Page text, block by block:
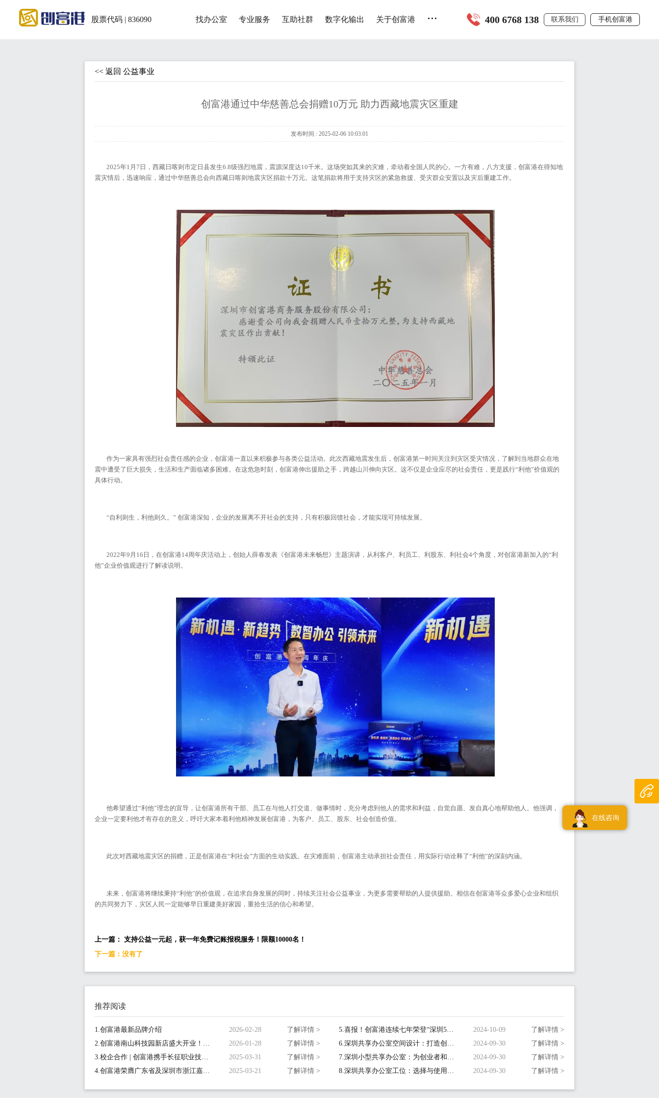
股票代码 | 836090 找办公室 专业服务 互助社群 数字化输出 关于创富港 ... 400 6768 138 联系我们 手机创富港
<< 返回 公益事业
创富港通过中华慈善总会捐赠10万元 助力西藏地震灾区重建
发布时间 : 2025-02-06 10:03:01
2025年1月7日，西藏日喀则市定日县发生6.8级强烈地震，震源深度达10千米。这场突如其来的灾难，牵动着全国人民的心。一方有难，八方支援，创富港在得知地
震灾情后，迅速响应，通过中华慈善总会向西藏日喀则地震灾区捐款十万元。这笔捐款将用于支持灾区的紧急救援、受灾群众安置以及灾后重建工作。
作为一家具有强烈社会责任感的企业，创富港一直以来积极参与各类公益活动。此次西藏地震发生后，创富港第一时间关注到灾区受灾情况，了解到当地群众在地
震中遭受了巨大损失，生活和生产面临诸多困难。在这危急时刻，创富港伸出援助之手，跨越山川伸向灾区。这不仅是企业应尽的社会责任，更是践行“利他”价值观的
具体行动。
“自利则生，利他则久。” 创富港深知，企业的发展离不开社会的支持，只有积极回馈社会，才能实现可持续发展。
2022年9月16日，在创富港14周年庆活动上，创始人薛春发表《创富港未来畅想》主题演讲，从利客户、利员工、利股东、利社会4个角度，对创富港新加入的“利
他”企业价值观进行了解读说明。
他希望通过“利他”理念的宣导，让创富港所有干部、员工在与他人打交道、做事情时，充分考虑到他人的需求和利益，自觉自愿、发自真心地帮助他人。他强调，
企业一定要利他才有存在的意义，呼吁大家本着利他精神发展创富港，为客户、员工、股东、社会创造价值。
此次对西藏地震灾区的捐赠，正是创富港在“利社会”方面的生动实践。在灾难面前，创富港主动承担社会责任，用实际行动诠释了“利他”的深刻内涵。
未来，创富港将继续秉持“利他”的价值观，在追求自身发展的同时，持续关注社会公益事业，为更多需要帮助的人提供援助。相信在创富港等众多爱心企业和组织
的共同努力下，灾区人民一定能够早日重建美好家园，重拾生活的信心和希望。
上一篇： 支持公益一元起，获一年免费记账报税服务！限额10000名！
下一篇：没有了
推荐阅读
1.创富港最新品牌介绍 2026-02-28
了解详情 >
2.创富港南山科技园新店盛大开业！坐拥金融科技核心区，1-15人间1180元/月起
2026-01-28
了解详情 >
3.校企合作 | 创富港携手长征职业技术学院正式启动《新媒体营销实战营》项目
2025-03-31
了解详情 >
4.创富港荣膺广东省及深圳市浙江嘉兴商会会员单位，共筑创业生态圈
2025-03-21 了解详情 >
5.喜报！创富港连续七年荣登“深圳500强企业”榜单！ 2024-10-09
了解详情 >
6.深圳共享办公室空间设计：打造创新协作的办公空间
2024-09-30
了解详情 >
7.深圳小型共享办公室：为创业者和小型企业量身定制
2024-09-30
了解详情 >
8.深圳共享办公室工位：选择与使用指南
2024-09-30 了解详情 >
在线咨询